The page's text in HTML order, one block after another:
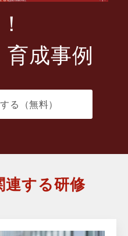
成事例
る（無料）
連する研修